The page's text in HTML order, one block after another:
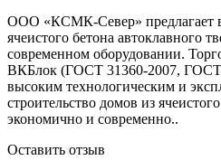
ООО «КСМК-Север» предлагает
ячеистого бетона автоклавного
современном оборудовании.
ВКБлок (ГОСТ 31360-2007, ГОСТ
высоким технологическим и
строительство домов из
экономично и современно..
Оставить отзыв